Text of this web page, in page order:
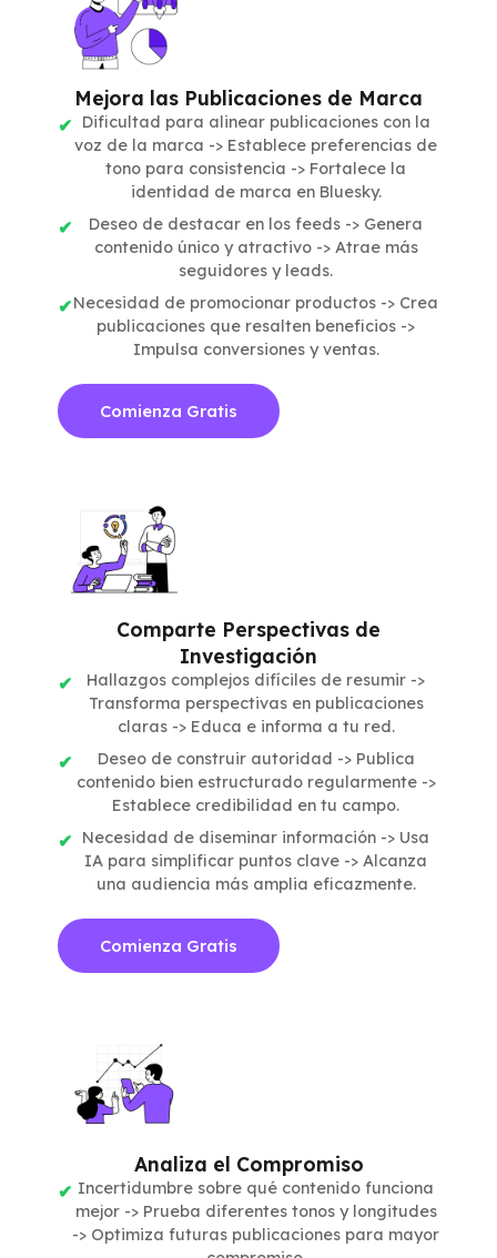
Mejora las Publicaciones de Marca
Dificultad para alinear publicaciones con la
voz de la marca -> Establece preferencias de
tono para consistencia -> Fortalece la
identidad de marca en Bluesky.
Deseo de destacar en los feeds -> Genera
contenido único y atractivo -> Atrae más
seguidores y leads.
Necesidad de promocionar productos -> Crea
publicaciones que resalten beneficios ->
Impulsa conversiones y ventas.
Comienza Gratis
Comparte Perspectivas de
Investigación
Hallazgos complejos difíciles de resumir ->
Transforma perspectivas en publicaciones
claras -> Educa e informa a tu red.
Deseo de construir autoridad -> Publica
contenido bien estructurado regularmente ->
Establece credibilidad en tu campo.
Necesidad de diseminar información -> Usa
IA para simplificar puntos clave -> Alcanza
una audiencia más amplia eficazmente.
Comienza Gratis
Analiza el Compromiso
Incertidumbre sobre qué contenido funciona
mejor -> Prueba diferentes tonos y longitudes
-> Optimiza futuras publicaciones para mayor